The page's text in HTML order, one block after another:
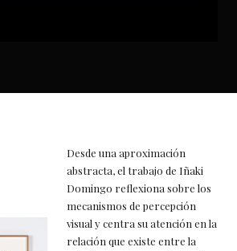
Desde una aproximación
abstracta, el trabajo de Iñaki
Domingo reflexiona sobre los
mecanismos de percepción
visual y centra su atención en la
relación que existe entre la